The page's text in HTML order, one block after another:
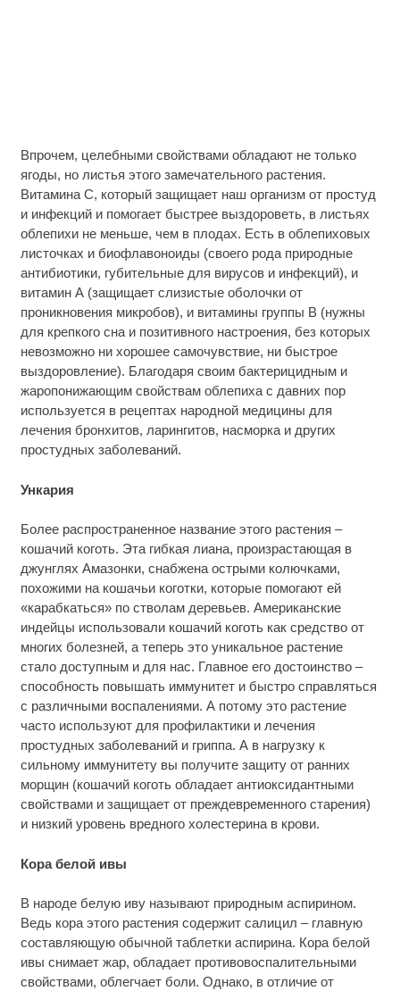
Впрочем, целебными свойствами обладают не только
ягоды, но листья этого замечательного растения.
Витамина С, который защищает наш организм от простуд
и инфекций и помогает быстрее выздороветь, в листьях
облепихи не меньше, чем в плодах. Есть в облепиховых
листочках и биофлавоноиды (своего рода природные
антибиотики, губительные для вирусов и инфекций), и
витамин А (защищает слизистые оболочки от
проникновения микробов), и витамины группы В (нужны
для крепкого сна и позитивного настроения, без которых
невозможно ни хорошее самочувствие, ни быстрое
выздоровление). Благодаря своим бактерицидным и
жаропонижающим свойствам облепиха с давних пор
используется в рецептах народной медицины для
лечения бронхитов, ларингитов, насморка и других
простудных заболеваний.
Ункария
Более распространенное название этого растения –
кошачий коготь. Эта гибкая лиана, произрастающая в
джунглях Амазонки, снабжена острыми колючками,
похожими на кошачьи коготки, которые помогают ей
«карабкаться» по стволам деревьев. Американские
индейцы использовали кошачий коготь как средство от
многих болезней, а теперь это уникальное растение
стало доступным и для нас. Главное его достоинство –
способность повышать иммунитет и быстро справляться
с различными воспалениями. А потому это растение
часто используют для профилактики и лечения
простудных заболеваний и гриппа. А в нагрузку к
сильному иммунитету вы получите защиту от ранних
морщин (кошачий коготь обладает антиоксидантными
свойствами и защищает от преждевременного старения)
и низкий уровень вредного холестерина в крови.
Кора белой ивы
В народе белую иву называют природным аспирином.
Ведь кора этого растения содержит салицил – главную
составляющую обычной таблетки аспирина. Кора белой
ивы снимает жар, обладает противовоспалительными
свойствами, облегчает боли. Однако, в отличие от